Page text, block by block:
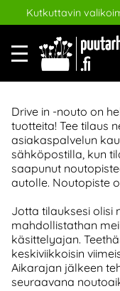
Kutkuttavin
Drive in -nouto on
tuotteita! Tee tilaus
asiakaspalvelun
sähköpostilla, kun
saapunut
autolle. Noutopiste
Jotta tilauksesi olisi
mahdollistathan
käsittelyajan.
keskiviikkoisin
Aikarajan jälkeen
seuraavana